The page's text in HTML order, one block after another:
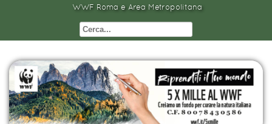
WWF Roma e Area Metropolitana